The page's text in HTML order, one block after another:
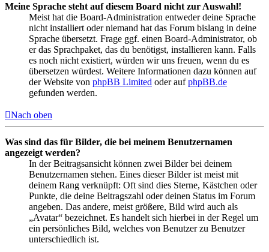
Meine Sprache steht auf diesem Board nicht zur Auswahl!
Meist hat die Board-Administration entweder deine Sprache
nicht installiert oder niemand hat das Forum bislang in deine
Sprache übersetzt. Frage ggf. einen Board-Administrator, ob
er das Sprachpaket, das du benötigst, installieren kann. Falls
es noch nicht existiert, würden wir uns freuen, wenn du es
übersetzen würdest. Weitere Informationen dazu können auf
der Website von phpBB Limited oder aufphpBB.de
gefunden werden.
Nach oben
Was sind das für Bilder, die bei meinem Benutzernamen
angezeigt werden?
In der Beitragsansicht können zwei Bilder bei deinem
Benutzernamen stehen. Eines dieser Bilder ist meist mit
deinem Rang verknüpft: Oft sind dies Sterne, Kästchen oder
Punkte, die deine Beitragszahl oder deinen Status im Forum
angeben. Das andere, meist größere, Bild wird auch als
„Avatar“ bezeichnet. Es handelt sich hierbei in der Regel um
ein persönliches Bild, welches von Benutzer zu Benutzer
unterschiedlich ist.